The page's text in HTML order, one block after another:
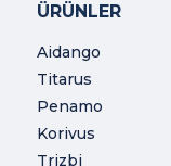
ÜRÜNLER
Aidango
Titarus
Penamo
Korivus
Trizbi